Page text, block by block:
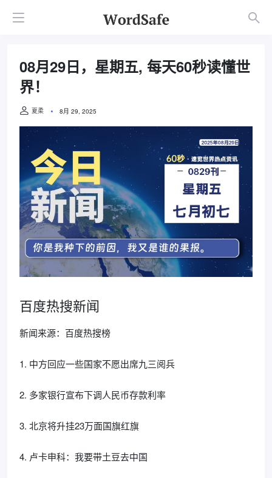
08月29日，星期五, 每天60秒读懂世
界！
夏柔 8月 29, 2025
百度热搜新闻
新闻来源：百度热搜榜
1. 中方回应一些国家不愿出席九三阅兵
2. 多家银行宣布下调人民币存款利率
3. 北京将升挂23万面国旗红旗
4. 卢卡申科：我要带土豆去中国